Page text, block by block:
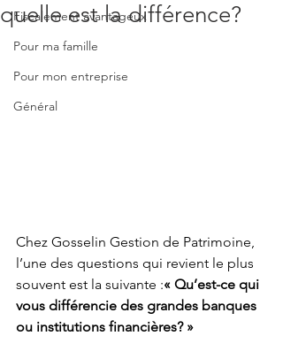
Fiscalement avantageux
Pour ma famille
Pour mon entreprise
Général
quelle est la différence?
Chez Gosselin Gestion de Patrimoine,
l’une des questions qui revient le plus
souvent est la suivante :« Qu’est-ce qui
vous différencie des grandes banques
ou institutions financières? »